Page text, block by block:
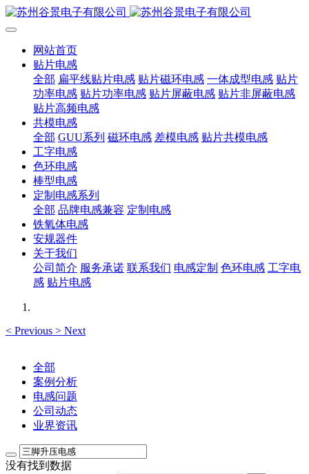
网站首页
贴片电感
全部 扁平线贴片电感 贴片磁环电感 一体成型电感 贴片
功率电感 贴片功率电感 贴片屏蔽电感 贴片非屏蔽电感
贴片高频电感
共模电感
全部 GUU系列 磁环电感 差模电感 贴片共模电感
工字电感
色环电感
棒型电感
定制电感系列
全部 品牌电感兼容 定制电感
铁氧体电感
安规器件
关于我们
公司简介 服务承诺 联系我们 电感定制 色环电感 工字电
感 贴片电感
< Previous > Next
全部
案例分析
电感问题
公司动态
业界资讯
没有找到数据